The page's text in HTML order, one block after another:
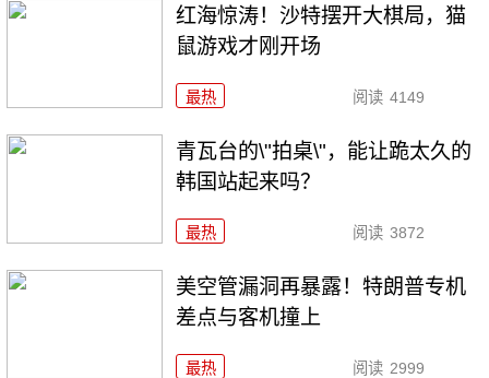
红海惊涛！沙特摆开大棋局，猫
鼠游戏才刚开场
最热 阅读 4149
青瓦台的\"拍桌\"，能让跪太久的
韩国站起来吗？
最热 阅读 3872
美空管漏洞再暴露！特朗普专机
差点与客机撞上
最热 阅读 2999